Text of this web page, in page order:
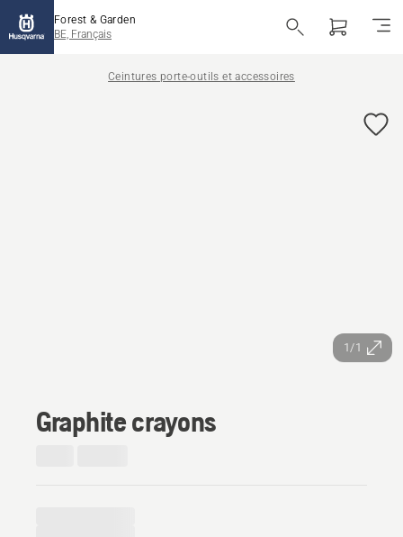
Forest & Garden
BE, Français
Ceintures porte-outils et accessoires
1/1
Graphite crayons